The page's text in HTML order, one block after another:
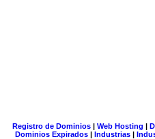
Registro de Dominios| Web Hosting |
Dominios Expirados | Industrias |